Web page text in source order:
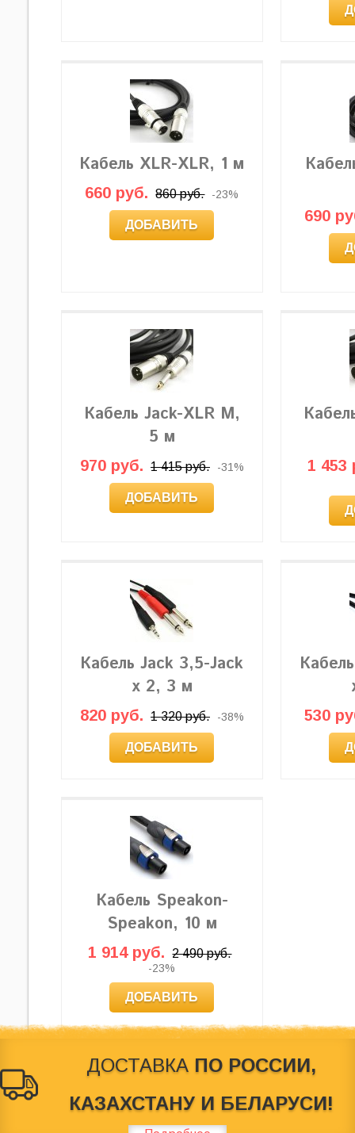
ДОСТАВКА ПО РОССИИ,
КАЗАХСТАНУ И БЕЛАРУСИ!
Кабель XLR-XLR, 1 м
660 руб. 860 руб. -23%
ДОБАВИТЬ
690
Кабель Jack-XLR M,
5 м
970 руб. 1 415 руб. -31%
ДОБАВИТЬ
1 453
Кабель Jack 3,5-Jack
x 2, 3 м
820 руб. 1 320 руб. -38%
ДОБАВИТЬ
530
Кабель Speakon-
Speakon, 10 м
1 914 руб. 2 490 руб.
-23%
ДОБАВИТЬ
© 2012-2026Behringer Россия. Магазин по продаже
характер и ни при каких условиях не является публичной